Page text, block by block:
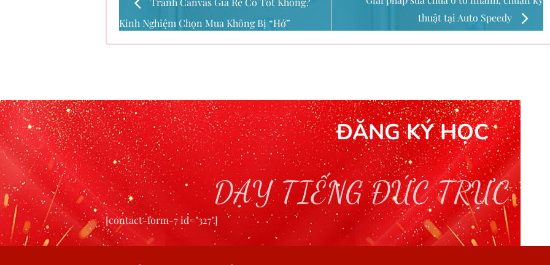
Kinh Nghiệm Chọn Mua Không Bị “Hớ”
thuật tại Auto Speedy
ĐĂNG KÝ HỌC
DẠY TIẾNG ĐỨC TRỰC
[contact-form-7 id="327"]